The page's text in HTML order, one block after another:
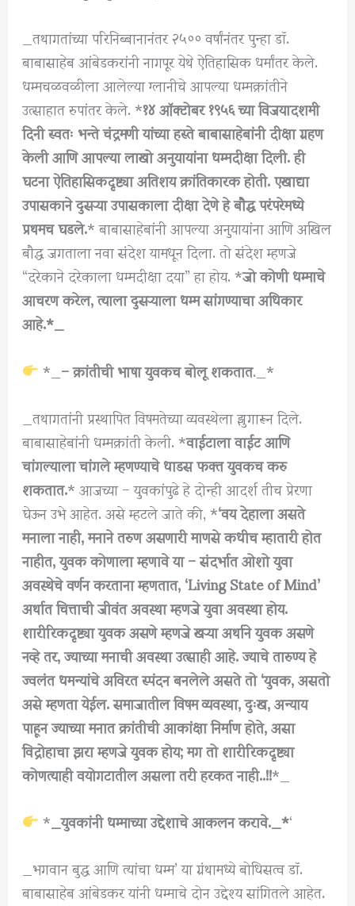
_तथागतांच्या परिनिब्बानानंतर २५०० वर्षांनंतर पुन्हा डॉ.
बाबासाहेब आंबेडकरांनी नागपूर येथे ऐतिहासिक धर्मांतर केले.
धम्मचळवळीला आलेल्या ग्लानीचे आपल्या धम्मक्रांतीने
उत्साहात रुपांतर केले. *१४ ऑक्टोबर १९५६ च्या विजयादशमी
दिनी स्वतः भन्ते चंद्रमणी यांच्या हस्ते बाबासाहेबांनी दीक्षा ग्रहण
केली आणि आपल्या लाखो अनुयायांना धम्मदीक्षा दिली. ही
घटना ऐतिहासिकदृष्ट्या अतिशय क्रांतिकारक होती. एखाद्या
उपासकाने दुसऱ्या उपासकाला दीक्षा देणे हे बौद्ध परंपरेमध्ये
प्रथमच घडले.* बाबासाहेबांनी आपल्या अनुयायांना आणि अखिल
बौद्ध जगताला नवा संदेश यामधून दिला. तो संदेश म्हणजे
“दरेकाने दरेकाला धम्मदीक्षा दया” हा होय. *जो कोणी धम्माचे
आचरण करेल, त्याला दुसऱ्याला धम्म सांगण्याचा अधिकार
आहे.*_
*_– क्रांतीची भाषा युवकच बोलू शकतात._*
_तथागतांनी प्रस्थापित विषमतेच्या व्यवस्थेला झुगारून दिले.
बाबासाहेबांनी धम्मक्रांती केली. *वाईटाला वाईट आणि
चांगल्याला चांगले म्हणण्याचे धाडस फक्त युवकच करु
शकतात.* आजच्या – युवकांपुढे हे दोन्ही आदर्श तीच प्रेरणा
घेऊन उभे आहेत. असे म्हटले जाते की, *‘वय देहाला असते
मनाला नाही, मनाने तरुण असणारी माणसे कधीच म्हातारी होत
नाहीत, युवक कोणाला म्हणावे या – संदर्भात ओशो युवा
अवस्थेचे वर्णन करताना म्हणतात, ‘Living State of Mind’
अर्थात चित्ताची जीवंत अवस्था म्हणजे युवा अवस्था होय.
शारीरिकदृष्ट्या युवक असणे म्हणजे खऱ्या अर्थाने युवक असणे
नव्हे तर, ज्याच्या मनाची अवस्था उत्साही आहे. ज्याचे तारुण्य हे
ज्वलंत धमन्यांचे अविरत स्पंदन बनलेले असते तो ‘युवक, असतो
असे म्हणता येईल.समाजातील विषम व्यवस्था, दुःख, अन्याय
पाहून ज्याच्या मनात क्रांतीची आकांक्षा निर्माण होते, असा
विद्रोहाचा झरा म्हणजे युवक होय; मग तो शारीरिकदृष्ट्या
कोणत्याही वयोगटातील असला तरी हरकत नाही..!!*_
*_युवकांनी धम्माच्या उद्देशाचे आकलन करावे._*‘
_भगवान बुद्ध आणि त्यांचा धम्म’ या ग्रंथामध्ये बोधिसत्व डॉ.
बाबासाहेब आंबेडकर यांनी धम्माचे दोन उद्देश्य सांगितले आहेत.